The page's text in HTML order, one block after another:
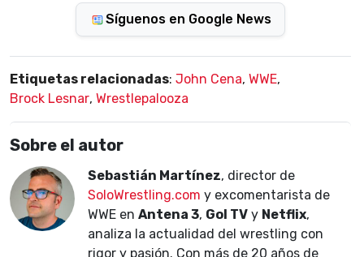
Síguenos en Google News
Etiquetas relacionadas: John Cena, WWE,
Brock Lesnar, Wrestlepalooza
Sobre el autor
Sebastián Martínez, director de
SoloWrestling.com y excomentarista de
WWE en Antena 3, Gol TV y Netflix,
analiza la actualidad del wrestling con
rigor y pasión. Con más de 20 años de